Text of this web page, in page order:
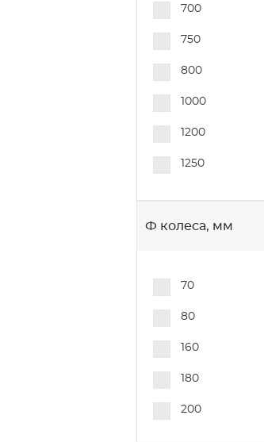
700
750
800
1000
1200
1250
Ф колеса, мм
70
80
160
180
200